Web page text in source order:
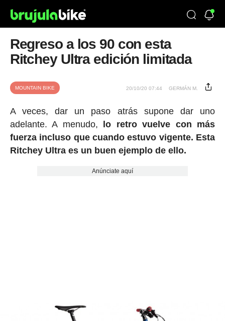
Regreso a los 90 con esta
Ritchey Ultra edición limitada
MOUNTAIN BIKE 20/10/20 07:44 GERMÁN M.
A veces, dar un paso atrás supone dar uno
adelante. A menudo,
lo retro vuelve con más
fuerza incluso que cuando estuvo vigente. Esta
Ritchey Ultra es un buen ejemplo de ello.
Anúnciate aquí